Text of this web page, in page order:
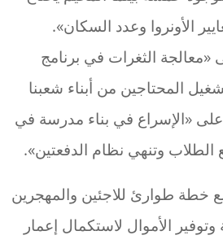
«معالجة الثغرات في برنامج
المحتاجين من أبناء شعبنا
«الإسراع في بناء مدرسة في
وتنهي نظام الدفعتين».
خطة طوارئ للاجئين والمهجرين
وتوفير الأموال لاستكمال إعمار